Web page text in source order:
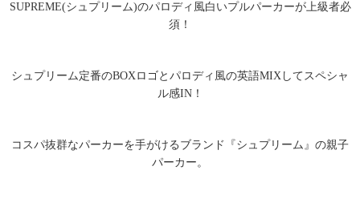
SUPREME(シュプリーム)のパロディ風白いプルパーカーが上級者必
須！
シュプリーム定番のBOXロゴとパロディ風の英語MIXしてスペシャ
ル感IN！
コスパ抜群なパーカーを手がけるブランド『シュプリーム』の親子
パーカー。